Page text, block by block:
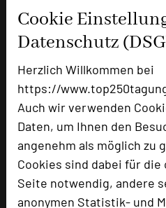
Cookie
Datenschutz
Herzlich Willkommen bei
https://
Auch wir verwenden
Daten, um Ihnen den
angenehm als möglich zu
Cookies sind dabei für
Seite notwendig, andere
anonymen Statistik- und
Kloster Hornbach
Im Klosterbezirk